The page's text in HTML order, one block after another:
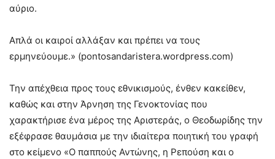
αύριο.
Απλά οι καιροί αλλάξαν και πρέπει να τους
ερμηνεύουμε.» (pontosandaristera.wordpress.com)
Την απέχθεια προς τους εθνικισμούς, ένθεν κακείθεν,
καθώς και στην Άρνηση της Γενοκτονίας που
χαρακτήρισε ένα μέρος της Αριστεράς, ο Θεοδωρίδης την
εξέφρασε θαυμάσια με την ιδιαίτερα ποιητική του γραφή
στο κείμενο «Ο παππούς Αντώνης, η Ρεπούση και ο